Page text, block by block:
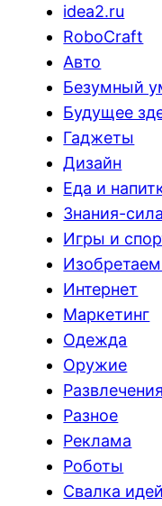
idea2.ru
RoboCraft
Авто
Безумный
Будущее
Гаджеты
Дизайн
Еда и
Знания-сила
Игры и
Интернет
Маркетинг
Одежда
Оружие
Развлечения
Разное
Реклама
Роботы
Свалка идей